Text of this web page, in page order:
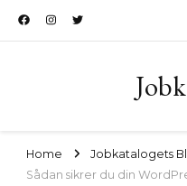
Home
Jobkatalogets
Sådan sikrer du din